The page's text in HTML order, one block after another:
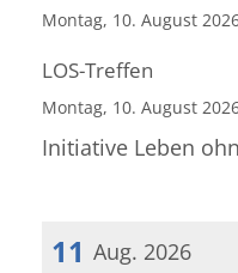
Montag, 10. August
LOS-Treffen
Montag, 10. August
Initiative Leben
11 Aug. 2026